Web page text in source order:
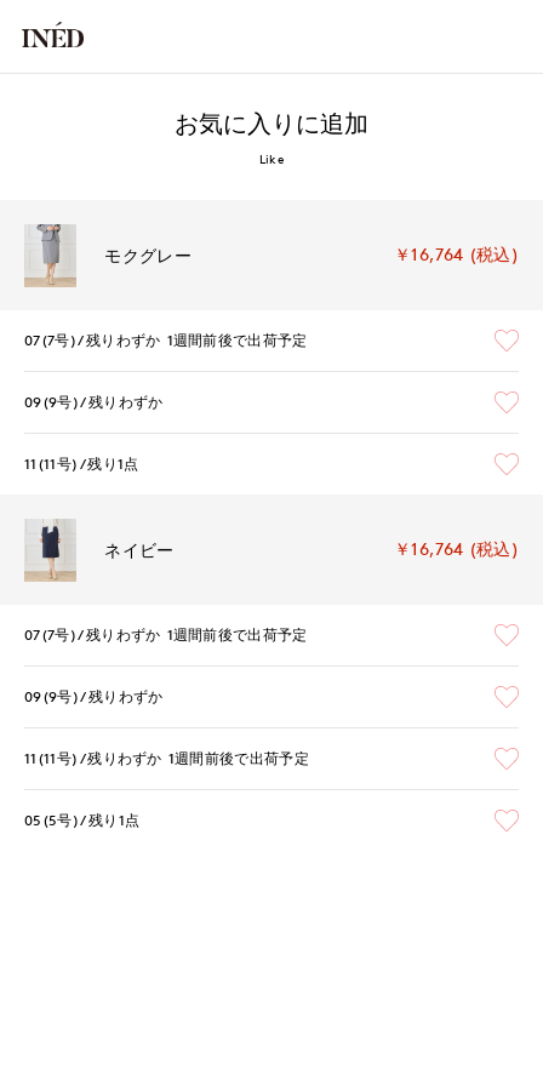
お気に入りに追加
Like
モクグレー ￥16,764 (税込)
07(7号) 残りわずか 1週間前後で出荷予定
09(9号) 残りわずか
11(11号) 残り1点
ネイビー ￥16,764 (税込)
07(7号) 残りわずか 1週間前後で出荷予定
09(9号) 残りわずか
11(11号) 残りわずか 1週間前後で出荷予定
05(5号) 残り1点